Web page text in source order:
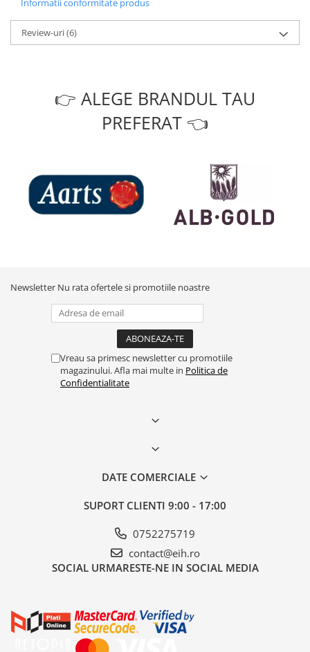
Informatii conformitate produs
Review-uri(6)
👉 ALEGE BRANDUL TAU
PREFERAT 👈
Newsletter Nu rata ofertele si promotiile noastre
Vreau sa primesc newsletter cu promotiile
magazinului. Afla mai multe in Politica de
Confidentialitate
DATE COMERCIALE
SUPORT CLIENTI 9:00 - 17:00
0752275719
contact@eih.ro
SOCIAL URMARESTE-NE IN SOCIAL MEDIA